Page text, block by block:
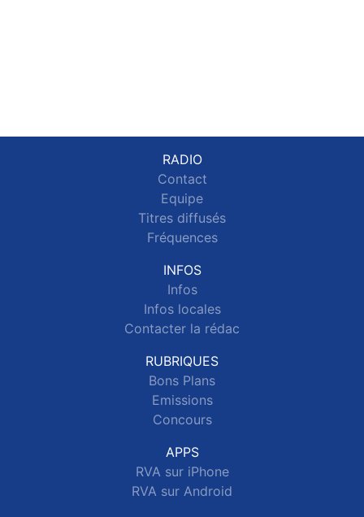
RADIO
Contact
Equipe
Titres diffusés
Fréquences
INFOS
Infos
Infos locales
Contacter la rédac
RUBRIQUES
Bons Plans
Emissions
Concours
APPS
RVA sur iPhone
RVA sur Android